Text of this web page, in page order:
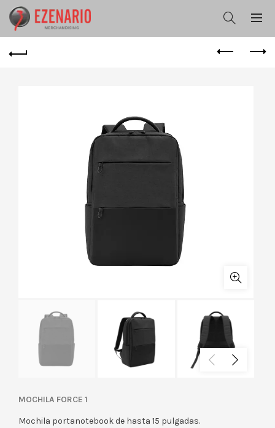
MOCHILA FORCE 1
Mochila portanotebook de hasta 15 pulgadas.